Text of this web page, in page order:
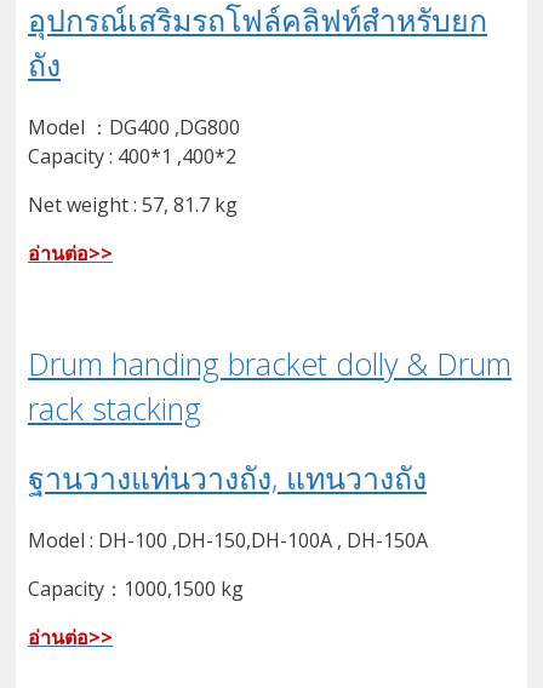
อุปกรณ์เสริมรถโฟล์คลิฟท์สำหรับยก
ถัง
Model ：DG400 ,DG800
Capacity : 400*1 ,400*2
Net weight : 57, 81.7 kg
อ่านต่อ>>
Drum handing bracket dolly & Drum
rack stacking
ฐานวางแท่นวางถัง, แทนวางถัง
Model : DH-100 ,DH-150,DH-100A , DH-150A
Capacity：1000,1500 kg
อ่านต่อ>>